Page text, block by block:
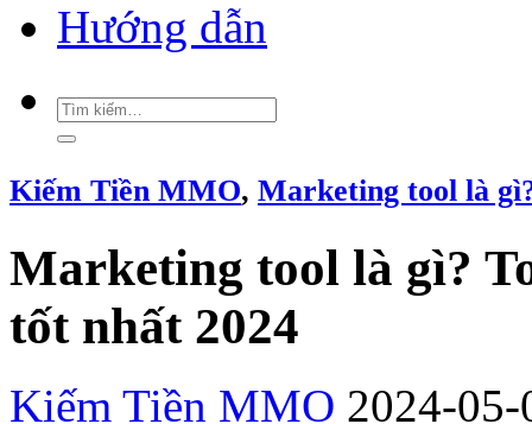
Hướng dẫn
Kiếm Tiền MMO, Marketing tool là
Marketing tool là gì?
tốt nhất 2024
Kiếm Tiền MMO 2024-